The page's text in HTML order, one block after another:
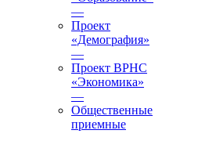
—
Проект
«Демография»
—
Проект ВРНС
«Экономика»
—
Общественные
приемные